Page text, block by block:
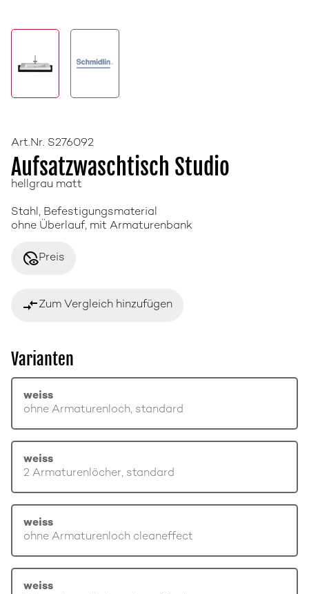
Art.Nr. S276092
Aufsatzwaschtisch Studio
hellgrau matt
Stahl, Befestigungsmaterial
ohne Überlauf, mit Armaturenbank
disabled_visiblePreis
compare_arrowsZum Vergleich hinzufügen
Varianten
weiss
ohne Armaturenloch, standard
weiss
2 Armaturenlöcher, standard
weiss
ohne Armaturenloch cleaneffect
weiss